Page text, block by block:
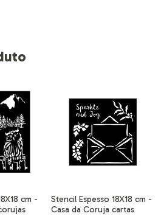
cm -
Stencil Espesso 18X18 cm -
Casa da Coruja cartas